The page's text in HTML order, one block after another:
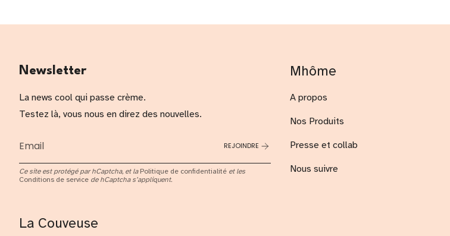
Newsletter
La news cool qui passe crème.
Testez là, vous nous en direz des nouvelles.
REJOINDRE
Ce site est protégé par hCaptcha, et la Politique de confidentialité et les
Conditions de service de hCaptcha s’appliquent.
Mhôme
A propos
Nos Produits
Presse et collab
Nous suivre
La Couveuse